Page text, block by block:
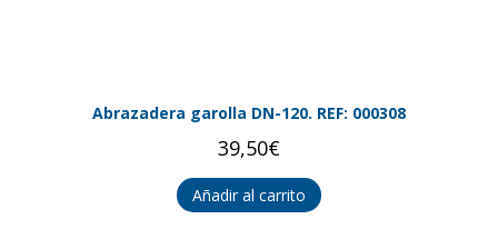
Abrazadera garolla DN-120. REF: 000308
39,50€
Añadir al carrito